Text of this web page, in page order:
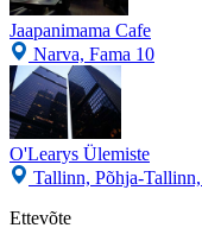
Jaapanimama Cafe
Narva, Fama 10
O'Learys Ülemiste
Tallinn, Põhja-
Ettevõte